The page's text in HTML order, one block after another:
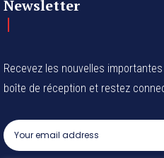
Newsletter
Recevez les nouvelles
boîte de réception et restez